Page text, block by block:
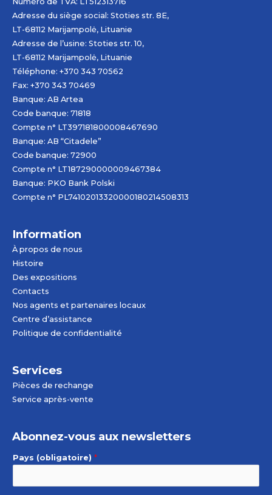
Adresse du siège social: Stoties str. 8E,
LT-68112 Marijampolė, Lituanie
Adresse de l’usine: Stoties str. 10,
LT-68112 Marijampolė, Lituanie
Téléphone: +370 343 70562
Fax: +370 343 70469
Banque: AB Artea
Code banque: 71818
Compte n° LT397181800008467690
Banque: AB “Citadele”
Code banque: 72900
Compte n° LT187290000009467384
Banque: PKO Bank Polski
Compte n° PL74102013320000180214508313
Information
À propos de nous
Histoire
Des expositions
Contacts
Nos agents et partenaires locaux
Centre d’assistance
Politique de confidentialité
Services
Pièces de rechange
Service après-vente
Abonnez-vous aux newsletters
Pays (obligatoire) *